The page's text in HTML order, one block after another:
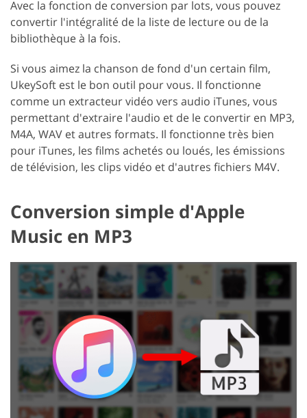
Avec la fonction de conversion par lots, vous pouvez
convertir l'intégralité de la liste de lecture ou de la
bibliothèque à la fois.
Si vous aimez la chanson de fond d'un certain film,
UkeySoft est le bon outil pour vous. Il fonctionne
comme un extracteur vidéo vers audio iTunes, vous
permettant d'extraire l'audio et de le convertir en MP3,
M4A, WAV et autres formats. Il fonctionne très bien
pour iTunes, les films achetés ou loués, les émissions
de télévision, les clips vidéo et d'autres fichiers M4V.
Conversion simple d'Apple
Music en MP3